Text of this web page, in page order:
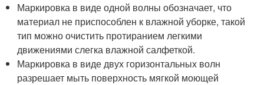
Маркировка в виде одной волны обозначает, что
материал не приспособлен к влажной уборке, такой
тип можно очистить протиранием легкими
движениями слегка влажной салфеткой.
Маркировка в виде двух горизонтальных волн
разрешает мыть поверхность мягкой моющей